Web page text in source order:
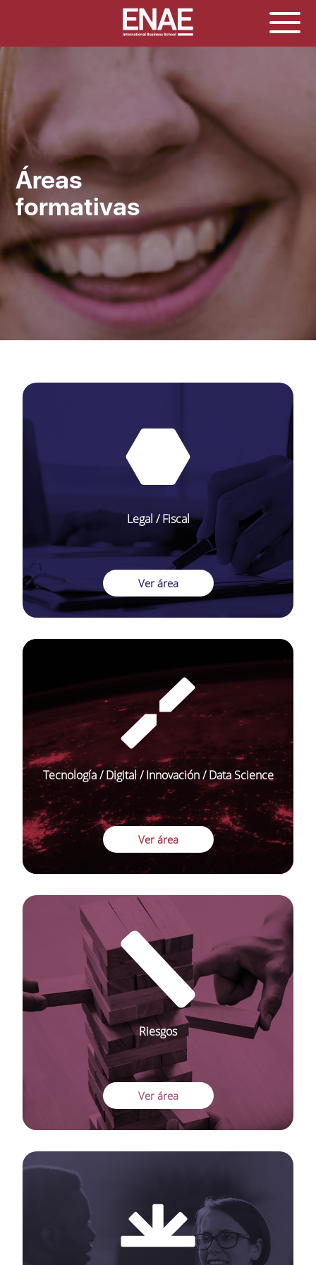
Áreas
formativas
Legal / Fiscal
Ver área
Tecnología / Digital / Innovación / Data Science
Ver área
Riesgos
Ver área